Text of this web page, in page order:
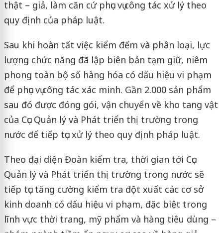
thật – giả, làm căn cứ phục vụ công tác xử lý theo
quy định của pháp luật.
Sau khi hoàn tất việc kiểm đếm và phân loại, lực
lượng chức năng đã lập biên bản tạm giữ, niêm
phong toàn bộ số hàng hóa có dấu hiệu vi phạm
để phục vụ công tác xác minh. Gần 2.000 sản phẩm
sau đó được đóng gói, vận chuyển về kho tang vật
của Cục Quản lý và Phát triển thị trường trong
nước để tiếp tục xử lý theo quy định pháp luật.
Theo đại diện Đoàn kiểm tra, thời gian tới Cục
Quản lý và Phát triển thị trường trong nước sẽ
tiếp tục tăng cường kiểm tra đột xuất các cơ sở
kinh doanh có dấu hiệu vi phạm, đặc biệt trong
lĩnh vực thời trang, mỹ phẩm và hàng tiêu dùng –